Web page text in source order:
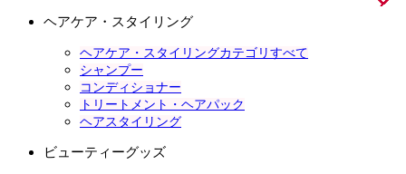
ヘアケア・スタイリング
ヘアケア・スタイリングカテゴリすべて
シャンプー
コンディショナー
トリートメント・ヘアパック
ヘアスタイリング
ビューティーグッズ